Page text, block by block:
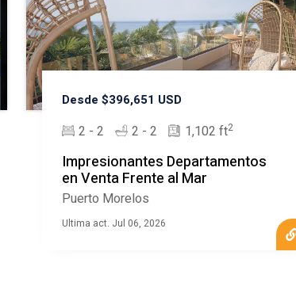
Desde $396,651 USD
2 - 2 2 - 2 1,102 ft2
Impresionantes Departamentos
en Venta Frente al Mar
Puerto Morelos
Ultima act. Jul 06, 2026